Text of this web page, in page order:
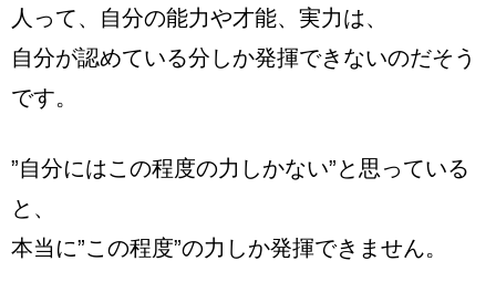
人って、自分の能力や才能、実力は、
自分が認めている分しか発揮できないのだそう
です。
”自分にはこの程度の力しかない”と思っている
と、
本当に”この程度”の力しか発揮できません。